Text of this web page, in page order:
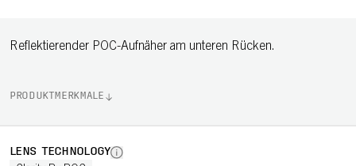
Reflektierender POC-Aufnäher am unteren Rücken.
PRODUKTMERKMALE
LENS TECHNOLOGY